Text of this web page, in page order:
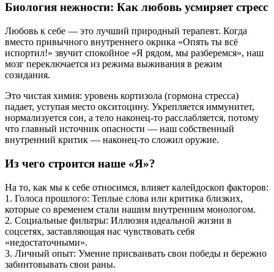
Биология нежности: Как любовь усмиряет стресс
Любовь к себе — это лучший природный терапевт. Когда
вместо привычного внутреннего окрика «Опять ты всё
испортил!» звучит спокойное «Я рядом, мы разберемся», наш
мозг переключается из режима выживания в режим
созидания.
Это чистая химия: уровень кортизола (гормона стресса)
падает, уступая место окситоцину. Укрепляется иммунитет,
нормализуется сон, а тело наконец-то расслабляется, потому
что главный источник опасности — наш собственный
внутренний критик — наконец-то сложил оружие.
Из чего строится наше «Я»?
На то, как мы к себе относимся, влияет калейдоскоп факторов:
1. Голоса прошлого: Теплые слова или критика близких,
которые со временем стали нашим внутренним монологом.
2. Социальные фильтры: Иллюзия идеальной жизни в
соцсетях, заставляющая нас чувствовать себя
«недостаточными».
3. Личный опыт: Умение присваивать свои победы и бережно
забинтовывать свои раны.